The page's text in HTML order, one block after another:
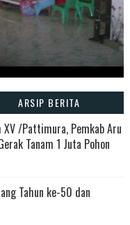
ARSIP BERITA
/Pattimura, Pemkab Aru
Tanam 1 Juta Pohon
Tahun ke-50 dan